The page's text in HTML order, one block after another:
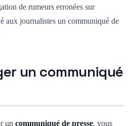
de rumeurs erronées sur
aux journalistes un communiqué de
un communiqué
un communiqué de presse, vous